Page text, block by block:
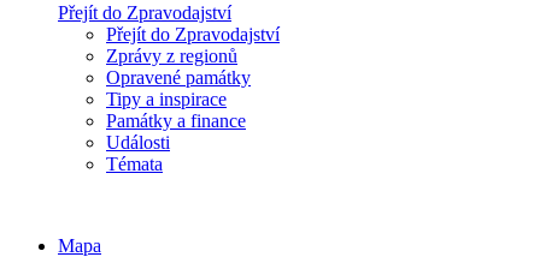
Přejít do Zpravodajství
Přejít do Zpravodajství
Zprávy z regionů
Opravené památky
Tipy a inspirace
Památky a finance
Události
Témata
Mapa